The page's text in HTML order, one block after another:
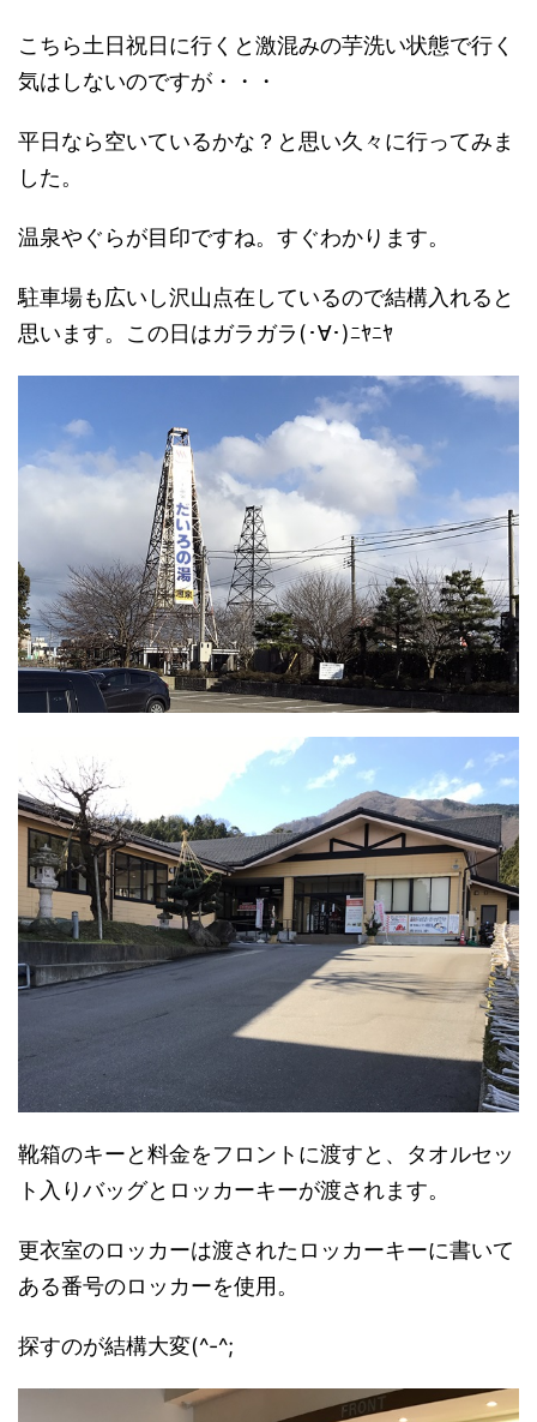
こちら土日祝日に行くと激混みの芋洗い状態で行く
気はしないのですが・・・
平日なら空いているかな？と思い久々に行ってみま
した。
温泉やぐらが目印ですね。すぐわかります。
駐車場も広いし沢山点在しているので結構入れると
思います。この日はガラガラ(･∀･)ﾆﾔﾆﾔ
靴箱のキーと料金をフロントに渡すと、タオルセッ
ト入りバッグとロッカーキーが渡されます。
更衣室のロッカーは渡されたロッカーキーに書いて
ある番号のロッカーを使用。
探すのが結構大変(^-^;